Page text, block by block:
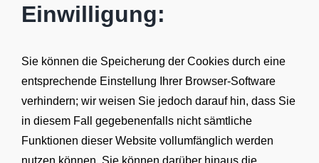
Einwilligung:
Sie können die Speicherung der Cookies durch eine
entsprechende Einstellung Ihrer Browser-Software
verhindern; wir weisen Sie jedoch darauf hin, dass Sie
in diesem Fall gegebenenfalls nicht sämtliche
Funktionen dieser Website vollumfänglich werden